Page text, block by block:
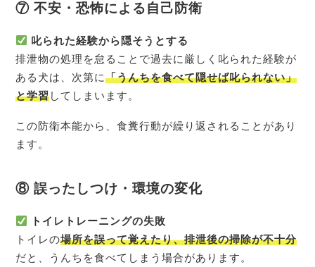
⑦ 不安・恐怖による自己防衛
叱られた経験から隠そうとする
排泄物の処理を怠ることで過去に厳しく叱られた経験が
ある犬は、次第に「うんちを食べて隠せば叱られない」
と学習してしまいます。
この防衛本能から、食糞行動が繰り返されることがあり
ます。
⑧ 誤ったしつけ・環境の変化
トイレトレーニングの失敗
トイレの場所を誤って覚えたり、排泄後の掃除が不十分
だと、うんちを食べてしまう場合があります。